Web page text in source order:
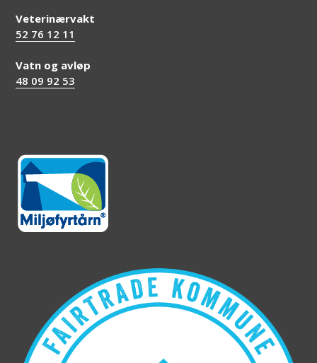
Veterinærvakt
52 76 12 11
Vatn og avløp
48 09 92 53